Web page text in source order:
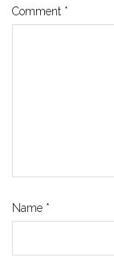
Comment *
Name *